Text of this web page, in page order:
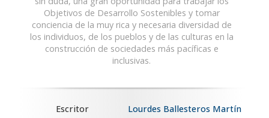
Objetivos de Desarrollo Sostenibles y tomar
conciencia de la muy rica y necesaria diversidad de
los individuos, de los pueblos y de las culturas en la
construcción de sociedades más pacíficas e
inclusivas.
Escritor
Lourdes Ballesteros Martín